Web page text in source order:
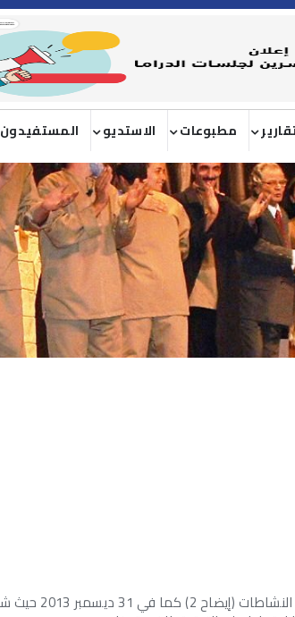
مطبوعات الاستديو المستفيدون